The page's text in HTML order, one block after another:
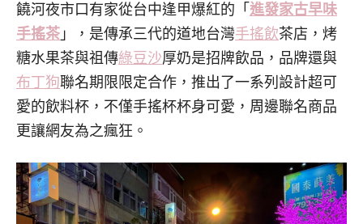
饒河夜市口有家從台中逢甲爆紅的「 進發家古早味
手搖茶 」，是傳承三代的道地台灣手搖飲茶店，烤
糖水果茶與祖傳綠豆沙厚奶是招牌飲品，品牌還與
布丁狗聯名期限限定合作，推出了一系列設計超可
愛的飲料杯，不僅手搖杯杯身可愛，周邊聯名商品
更讓網友為之瘋狂。